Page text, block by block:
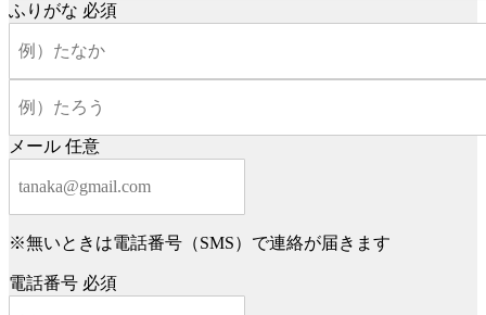
ふりがな 必須
メール 任意
※無いときは電話番号（SMS）で連絡が届きます
電話番号 必須